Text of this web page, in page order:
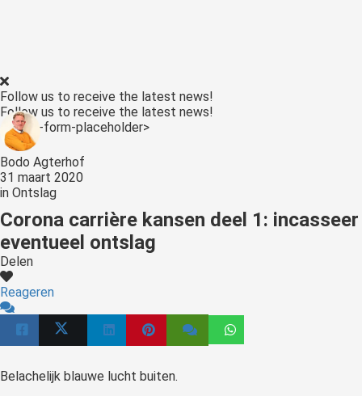
Follow us to receive the latest news!
Follow us to receive the latest news!
<:optin-form-placeholder>
Bodo Agterhof
31 maart 2020
in Ontslag
Corona carrière kansen deel 1: incasseer
eventueel ontslag
Delen
Reageren
Belachelijk blauwe lucht buiten.
worden
om
te
over
van
op
gebruikt
te
Hierdoor